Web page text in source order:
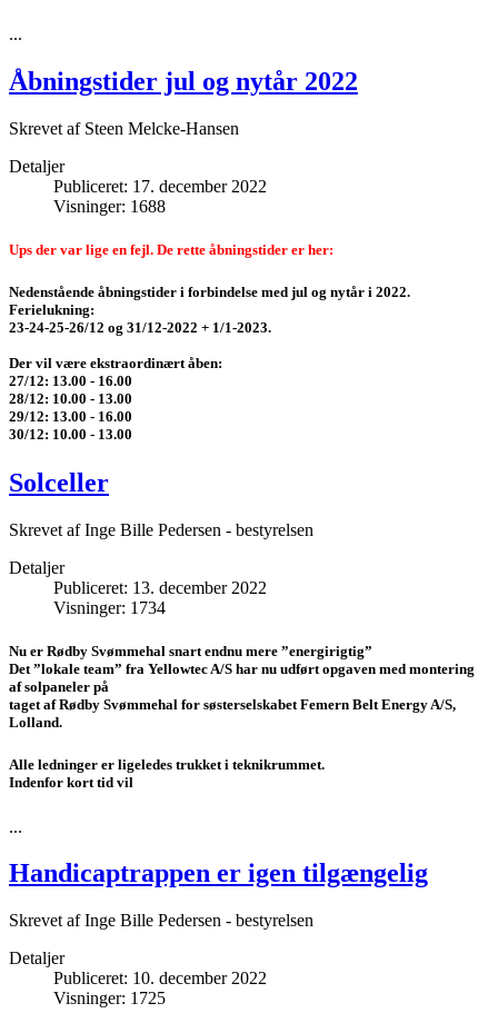
...
Åbningstider jul og nytår 2022
Skrevet af Steen Melcke-Hansen
Detaljer
Publiceret: 17. december 2022
Visninger: 1688
Ups der var lige en fejl. De rette åbningstider er her:
Nedenstående åbningstider i forbindelse med jul og nytår i 2022.
Ferielukning:
23-24-25-26/12 og 31/12-2022 + 1/1-2023.
Der vil være ekstraordinært åben:
27/12: 13.00 - 16.00
28/12: 10.00 - 13.00
29/12: 13.00 - 16.00
30/12: 10.00 - 13.00
Solceller
Skrevet afInge Bille Pedersen - bestyrelsen
Detaljer
Publiceret: 13. december 2022
Visninger: 1734
Nu er Rødby Svømmehal snart endnu mere ”energirigtig”
Det ”lokale team” fra Yellowtec A/S har nu udført opgaven med montering
af solpaneler på
taget af Rødby Svømmehal for søsterselskabet Femern Belt Energy A/S,
Lolland.
Alle ledninger er ligeledes trukket i teknikrummet.
Indenfor kort tid vil
...
Handicaptrappen er igen tilgængelig
Skrevet afInge Bille Pedersen - bestyrelsen
Detaljer
Publiceret: 10. december 2022
Visninger: 1725